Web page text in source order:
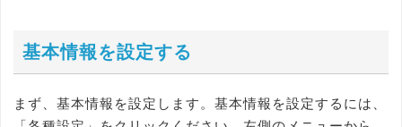
基本情報を設定する
まず、基本情報を設定します。基本情報を設定するには、